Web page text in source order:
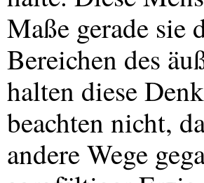
Maße gerade
Bereichen des
halten diese
beachten nicht,
andere Wege